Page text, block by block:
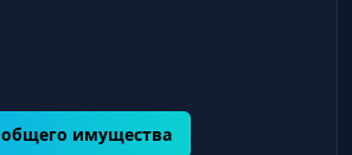
имущества